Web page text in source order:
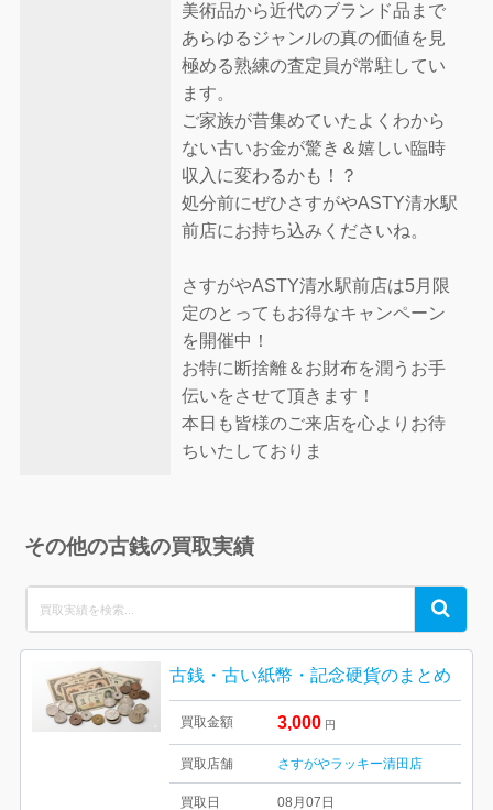
美術品から近代のブランド品まで
あらゆるジャンルの真の価値を見
極める熟練の査定員が常駐してい
ます。
ご家族が昔集めていたよくわから
ない古いお金が驚き＆嬉しい臨時
収入に変わるかも！？
処分前にぜひさすがやASTY清水駅
前店にお持ち込みくださいね。
さすがやASTY清水駅前店は5月限
定のとってもお得なキャンペーン
を開催中！
お特に断捨離＆お財布を潤うお手
伝いをさせて頂きます！
本日も皆様のご来店を心よりお待
ちいたしておりま
その他の古銭の買取実績
for:
Search
古銭・古い紙幣・記念硬貨のまとめ
買取金額 3,000 円
買取店舗 さすがやラッキー清田店
買取日 08月07日